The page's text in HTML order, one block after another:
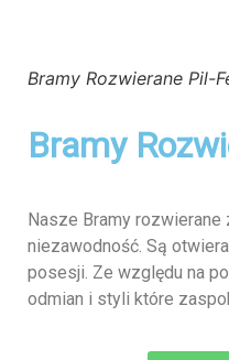
Bramy Rozwierane Pil-
Bramy
Nasze Bramy
niezawodność. Są
posesji. Ze względu na
odmian i styli które